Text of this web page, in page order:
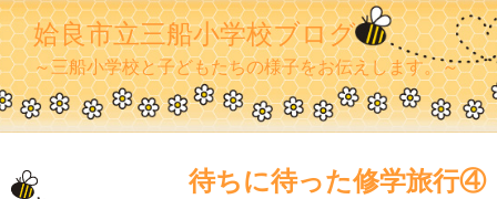
姶良市立三船小学校ブログ
～三船小学校と子どもたちの様子をお伝えします。～
待ちに待った修学旅行④